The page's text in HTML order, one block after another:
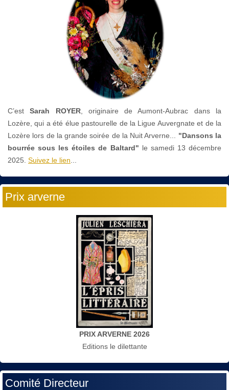
C’estSarah ROYER, originaire de Aumont-Aubrac dans la
Lozère, qui a été élue pastourelle de la Ligue Auvergnate et de la
Lozère lors de la grande soirée de la Nuit Arverne... "Dansons la
bourrée sous les étoiles de Baltard" le samedi 13 décembre
2025. Suivez le lien...
Prix arverne
PRIX ARVERNE 2026
Editions le dilettante
Comité Directeur